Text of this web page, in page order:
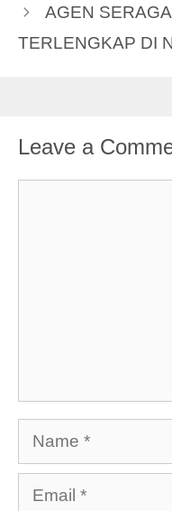
AGEN
TERLENGKAP DI
Leave a
Name
Email